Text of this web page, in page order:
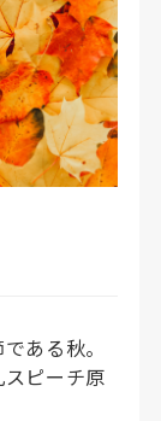
ある秋。
ピーチ原